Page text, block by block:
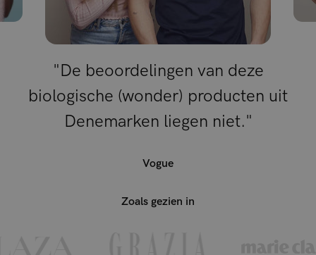
"De beoordelingen van deze
biologische (wonder) producten uit
Denemarken liegen niet."
Vogue
Zoals gezien in